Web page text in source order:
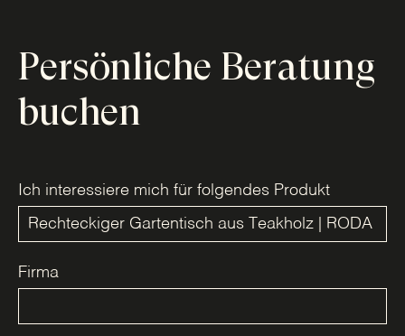
Persönliche Beratung
buchen
Ich interessiere mich für folgendes Produkt
Firma